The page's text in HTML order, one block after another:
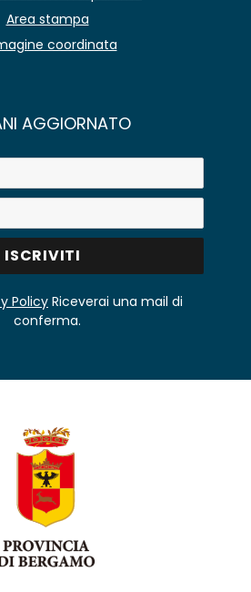
Area stampa
coordinata
AGGIORNATO
Policy Riceverai una mail di
conferma.